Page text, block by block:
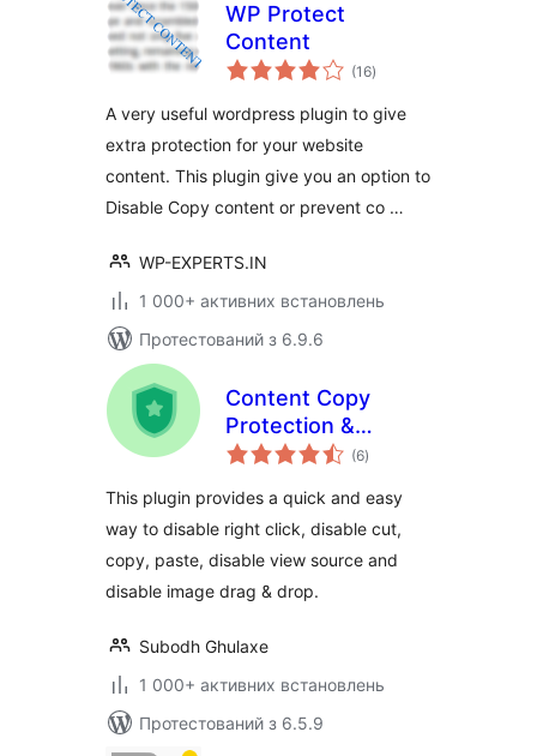
WP Protect
Content
(16загальний
рейтинг
)
A very useful wordpress plugin to give
extra protection for your website
content. This plugin give you an option to
Disable Copy content or prevent co …
WP-EXPERTS.IN
1 000+ активних встановлень
Протестований з 6.9.6
Content Copy
Protection &
Disable Right Click
(6загальний
рейтинг
)
This plugin provides a quick and easy
way to disable right click, disable cut,
copy, paste, disable view source and
disable image drag & drop.
Subodh Ghulaxe
1 000+ активних встановлень
Протестований з 6.5.9